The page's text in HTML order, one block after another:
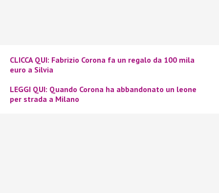
CLICCA QUI: Fabrizio Corona fa un regalo da 100 mila
euro a Silvia
LEGGI QUI: Quando Corona ha abbandonato un leone
per strada a Milano